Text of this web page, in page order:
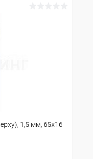
1,5 мм, 65х16